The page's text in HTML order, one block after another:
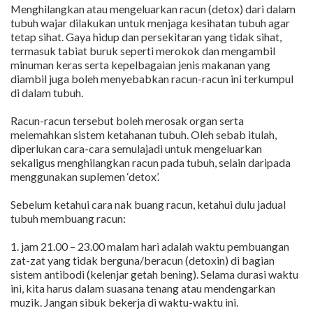
Menghilangkan atau mengeluarkan racun (detox) dari dalam
tubuh wajar dilakukan untuk menjaga kesihatan tubuh agar
tetap sihat. Gaya hidup dan persekitaran yang tidak sihat,
termasuk tabiat buruk seperti merokok dan mengambil
minuman keras serta kepelbagaian jenis makanan yang
diambil juga boleh menyebabkan racun-racun ini terkumpul
di dalam tubuh.
Racun-racun tersebut boleh merosak organ serta
melemahkan sistem ketahanan tubuh. Oleh sebab itulah,
diperlukan cara-cara semulajadi untuk mengeluarkan
sekaligus menghilangkan racun pada tubuh, selain daripada
menggunakan suplemen ‘detox’.
Sebelum ketahui cara nak buang racun, ketahui dulu jadual
tubuh membuang racun:
1. jam 21.00 – 23.00 malam hari adalah waktu pembuangan
zat-zat yang tidak berguna/beracun (detoxin) di bagian
sistem antibodi (kelenjar getah bening). Selama durasi waktu
ini, kita harus dalam suasana tenang atau mendengarkan
muzik. Jangan sibuk bekerja di waktu-waktu ini.